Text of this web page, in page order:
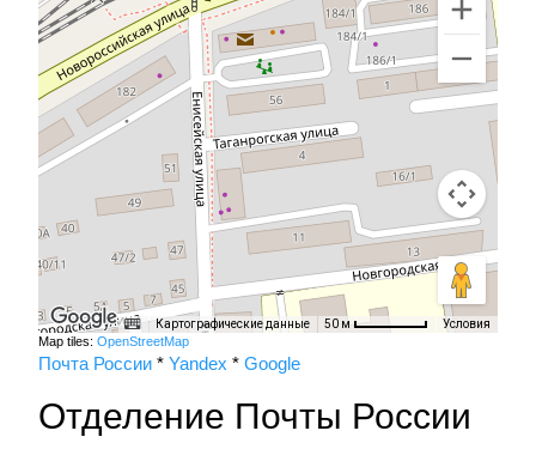
Картографические данные 50 м Условия
Map tiles: OpenStreetMap
Почта России * Yandex * Google
Отделение Почты России